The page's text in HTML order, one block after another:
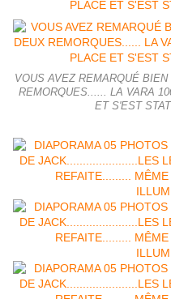
VOUS AVEZ REMARQUÉ
REMORQUES...... LA VARA
ET S'EST